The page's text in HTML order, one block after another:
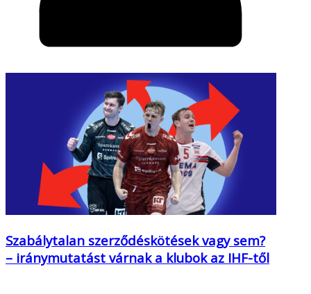
Szabálytalan szerződéskötések vagy sem?
– iránymutatást várnak a klubok az IHF-től